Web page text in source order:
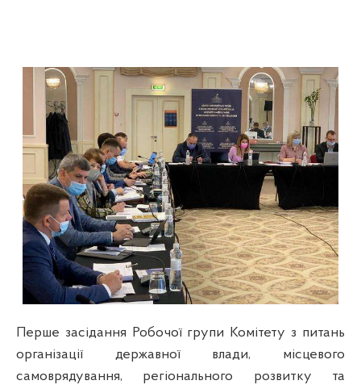
Перше засідання Робочої групи Комітету з питань
організації державної влади, місцевого
самоврядування, регіонального розвитку та